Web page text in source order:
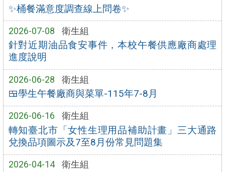
✨桶餐滿意度調查線上問卷✨
2026-07-08 衛生組
針對近期油品食安事件，本校午餐供應廠商處理
進度說明
2026-06-28 衛生組
🍱學生午餐廠商與菜單-115年7-8月
2026-06-16 衛生組
轉知臺北市「女性生理用品補助計畫」三大通路
兌換品項圖示及7至8月份常見問題集
2026-04-14 衛生組